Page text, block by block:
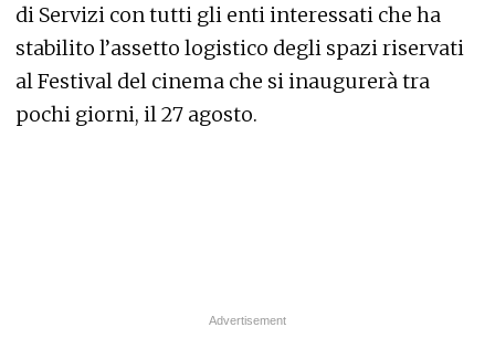
di Servizi con tutti gli enti interessati che ha
stabilito l’assetto logistico degli spazi riservati
al Festival del cinema che si inaugurerà tra
pochi giorni, il 27 agosto.